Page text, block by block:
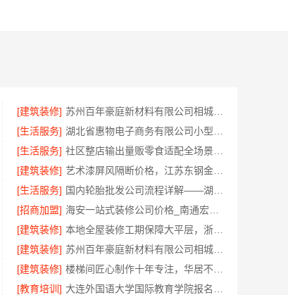
[建筑装修]
苏州百年豪庭新材料有限公司相城一站式家装设计报价
[生活服务]
[生活服务]
[建筑装修]
艺术漆屏风隔断价格，江苏东钢金属家居有限公司
[生活服务]
[招商加盟]
[建筑装修]
本地全屋装修工期保障大平层，浙江臻美新型建材有限公司规范施工
[建筑装修]
苏州百年豪庭新材料有限公司相城靠谱家装就近服务
[建筑装修]
楼梯间匠心制作十年专注，华居不锈钢专业可靠
[教育培训]